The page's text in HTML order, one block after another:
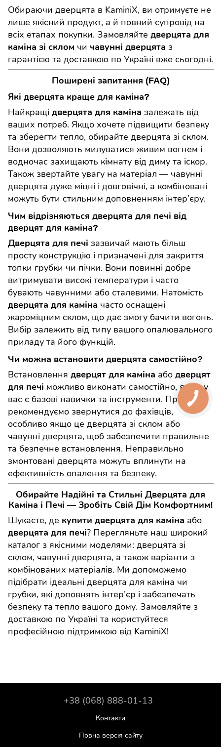
Обираючи дверцята в KaminiX, ви отримуєте не
лише якісний продукт, а й повний супровід на
всіх етапах покупки. Замовляйте дверцята для
каміна зі склом чи чавунні дверцята з
гарантією та доставкою по Україні вже сьогодні.
Поширені запитання (FAQ)
Які дверцята краще для каміна?
Найкращі дверцята для каміна залежать від
ваших потреб. Якщо хочете підвищити безпеку
та зберегти тепло, обирайте дверцята зі склом.
Вони дозволяють милуватися живим вогнем і
водночас захищають кімнату від диму та іскор.
Також звертайте увагу на матеріал — чавунні
дверцята дуже міцні і довговічні, а комбіновані
можуть бути стильним доповненням інтер’єру.
Чим відрізняються дверцята для печі від
дверцят для каміна?
Дверцята для печі зазвичай мають більш
просту конструкцію і призначені для закриття
топки грубки чи пічки. Вони повинні добре
витримувати високі температури і часто
бувають чавунними або сталевими. Натомість
дверцята для каміна часто оснащені
жароміцним склом, що дає змогу бачити вогонь.
Вибір залежить від типу вашого опалювального
приладу та його функцій.
Чи можна встановити дверцята самостійно?
Встановлення дверцят для каміна або дверцят
для печі можливо виконати самостійно, якщо у
вас є базові навички та інструменти. Проте ми
рекомендуємо звернутися до фахівців,
особливо якщо це дверцята зі склом або
чавунні дверцята, щоб забезпечити правильне
та безпечне встановлення. Неправильно
змонтовані дверцята можуть вплинути на
ефективність опалення та безпеку.
Обирайте Надійні та Стильні Дверцята для
Каміна і Печі — Зробіть Свій Дім Комфортним!
Шукаєте, де купити дверцята для каміна або
дверцята для печі? Перегляньте наш широкий
каталог з якісними моделями: дверцята зі
склом, чавунні дверцята, а також варіанти з
комбінованих матеріалів. Ми допоможемо
підібрати ідеальні дверцята для каміна чи
грубки, які доповнять інтер’єр і забезпечать
безпеку та тепло вашого дому. Замовляйте з
доставкою по Україні та користуйтеся
професійною підтримкою від KaminiX!
+38 (068) 888-01-13
Контакти
Повна версія сайту